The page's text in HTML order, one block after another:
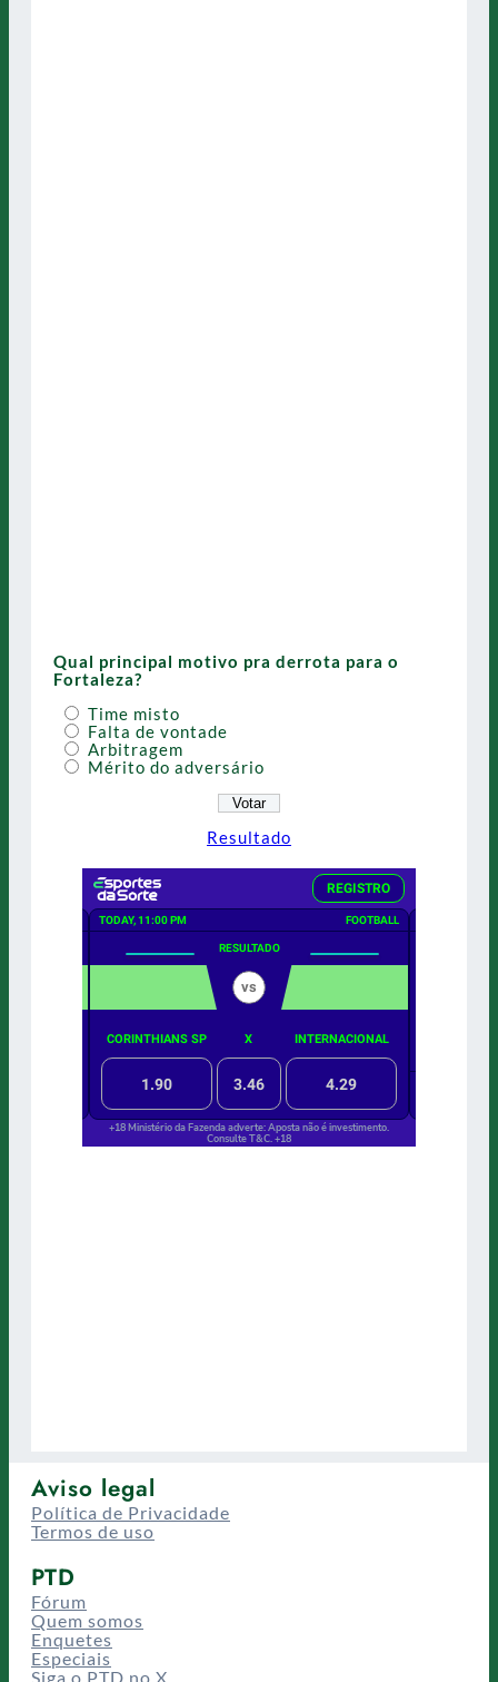
Qual principal motivo pra derrota para o
Fortaleza?
Time misto
Falta de vontade
Arbitragem
Mérito do adversário
Resultado
Aviso legal
Política de Privacidade
Termos de uso
PTD
Fórum
Quem somos
Enquetes
Especiais
Siga o PTD no X